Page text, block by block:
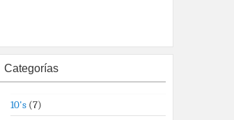
Categorías
10's (7)